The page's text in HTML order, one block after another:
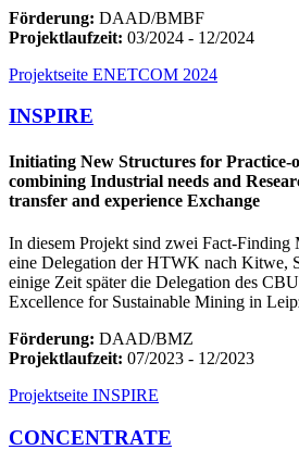
Förderung: DAAD/BMBF
Projektlaufzeit: 03/2024 - 12/2024
Projektseite ENETCOM 2024
INSPIRE
Initiating New Structures for Practice-
combining Industrial needs and
transfer and experience Exchange
In diesem Projekt sind zwei Fact-Finding
eine Delegation der HTWK nach Kitwe,
einige Zeit später die Delegation des
Excellence for Sustainable Mining in
Förderung: DAAD/BMZ
Projektlaufzeit: 07/2023 - 12/2023
Projektseite INSPIRE
CONCENTRATE